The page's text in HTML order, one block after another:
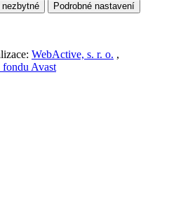
nezbytné Podrobné nastavení
WebActive, s. r. o. ,
Avast